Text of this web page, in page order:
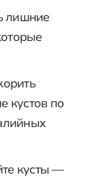
лишние
кустов по
кусты —